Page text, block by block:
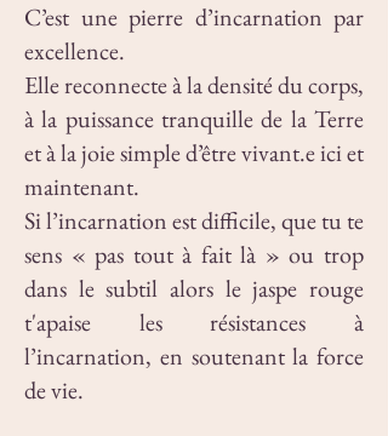
C’est une pierre d’incarnation par
excellence.
Elle reconnecte à la densité du corps,
à la puissance tranquille de la Terre
et à la joie simple d’être vivant.e ici et
maintenant.
Si l’incarnation est difficile, que tu te
sens « pas tout à fait là » ou trop
dans le subtil alors le jaspe rouge
t'apaise les résistances à
l’incarnation, en soutenant la force
de vie.